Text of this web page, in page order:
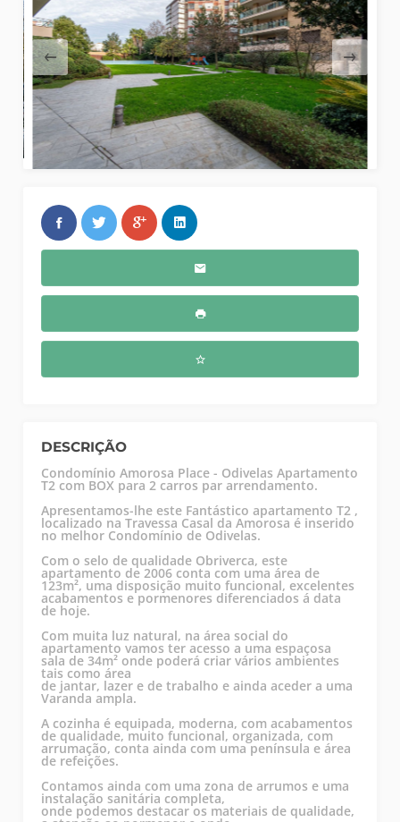
DESCRIÇÃO
Condomínio Amorosa Place - Odivelas Apartamento
T2 com BOX para 2 carros par arrendamento.
Apresentamos-lhe este Fantástico apartamento T2 ,
localizado na Travessa Casal da Amorosa é inserido
no melhor Condomínio de Odivelas.
Com o selo de qualidade Obriverca, este
apartamento de 2006 conta com uma área de
123m², uma disposição muito funcional, excelentes
acabamentos e pormenores diferenciados á data
de hoje.
Com muita luz natural, na área social do
apartamento vamos ter acesso a uma espaçosa
sala de 34m² onde poderá criar vários ambientes
tais como área
de jantar, lazer e de trabalho e ainda aceder a uma
Varanda ampla.
A cozinha é equipada, moderna, com acabamentos
de qualidade, muito funcional, organizada, com
arrumação, conta ainda com uma península e área
de refeições.
Contamos ainda com uma zona de arrumos e uma
instalação sanitária completa,
onde podemos destacar os materiais de qualidade,